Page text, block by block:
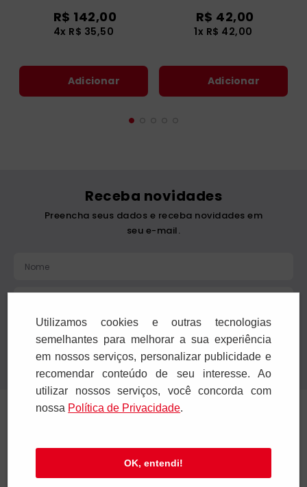
R$ 142,00
4x R$ 35,50
Adicionar
R$ 42,00
1x R$ 42,00
Adicionar
Receba novidades
Preencha seus dados e receba novidades em
seu e-mail.
Confira nossa Política de Privacidade.
Cadastrar
Institucional
Televendas
Utilizamos cookies e outras tecnologias
semelhantes para melhorar a sua experiência
em nossos serviços, personalizar publicidade e
recomendar conteúdo de seu interesse. Ao
utilizar nossos serviços, você concorda com
nossa Polí­tica de Privacidade.
OK, entendi!